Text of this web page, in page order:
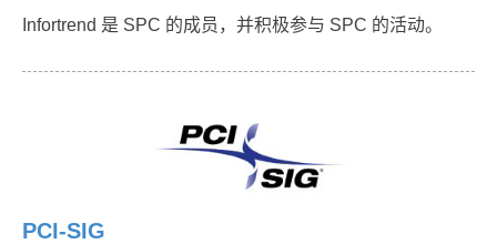
Infortrend 是 SPC 的成员，并积极参与 SPC 的活动。
PCI-SIG